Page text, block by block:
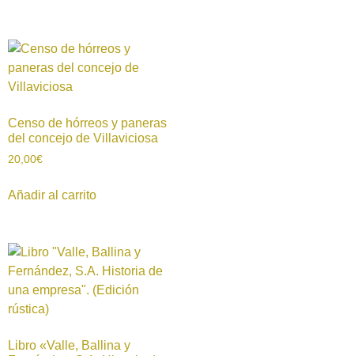
Censo de hórreos y paneras
del concejo de Villaviciosa
20,00€
Añadir al carrito
Libro «Valle, Ballina y